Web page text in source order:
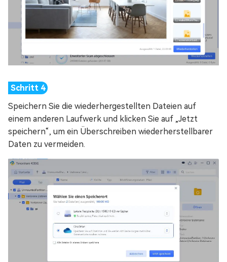
Speichern Sie die wiederhergestellten Dateien auf
einem anderen Laufwerk und klicken Sie auf „Jetzt
speichern“, um ein Überschreiben wiederherstellbarer
Daten zu vermeiden.